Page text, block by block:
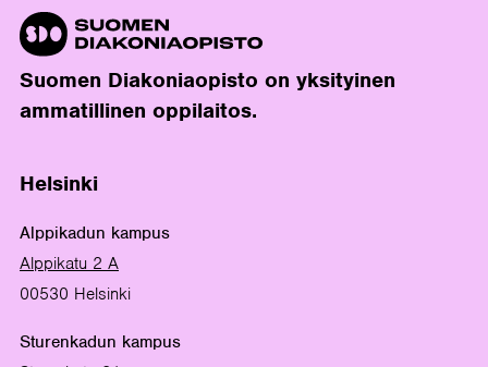
Suomen Diakoniaopisto on yksityinen
ammatillinen oppilaitos.
Helsinki
Alppikadun kampus
Alppikatu 2 A
00530 Helsinki
Sturenkadun kampus